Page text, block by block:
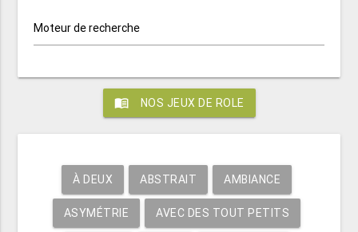
Moteur de recherche
menu_book NOS JEUX DE ROLE
À DEUX ABSTRAIT AMBIANCE
ASYMÉTRIE AVEC DES TOUT PETITS